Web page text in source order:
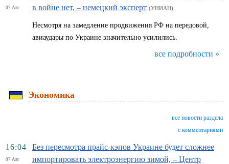
07 Авг
в войне нет, – немецкий эксперт (УНИАН)
Несмотря на замедление продвижения РФ на передовой,
авиаудары по Украине значительно усилились.
все подробности »
Экономика
все новости раздела
с комментариями
16:04
07 Авг
Без пересмотра прайс-кэпов Украине будет сложнее
импортировать электроэнергию зимой, – Центр